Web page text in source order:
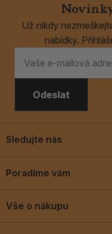
Už nikdy
nabídky.
Odeslat
Poradíme vám
Vše o nákupu
Sledujte nás